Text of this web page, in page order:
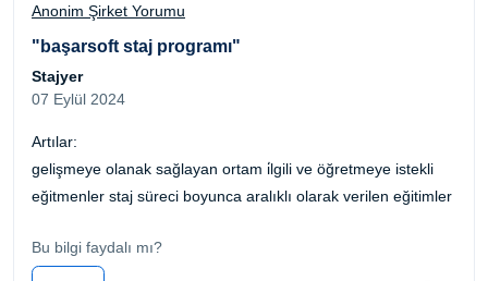
Anonim Şirket Yorumu
"başarsoft staj programı"
Stajyer
07 Eylül 2024
Artılar:
gelişmeye olanak sağlayan ortam i̇lgili ve öğretmeye istekli
eğitmenler staj süreci boyunca aralıklı olarak verilen eğitimler
Bu bilgi faydalı mı?